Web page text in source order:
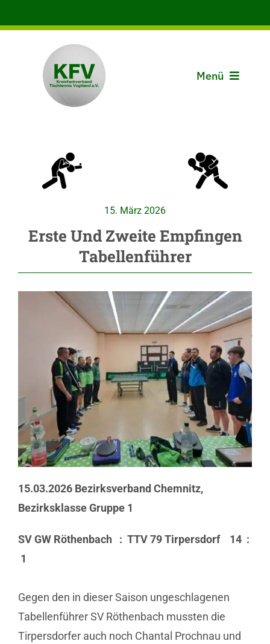
Inhalt
Menü
Spielbetrieb
15. März 2026
Erste Und Zweite Empfingen
Tabellenführer
15.03.2026 Bezirksverband Chemnitz,
Bezirksklasse Gruppe 1
SV GW Röthenbach : TTV 79 Tirpersdorf 14 :
1
Gegen den in dieser Saison ungeschlagenen
Tabellenführer SV Röthenbach mussten die
Tirpersdorfer auch noch Chantal Prochnau und